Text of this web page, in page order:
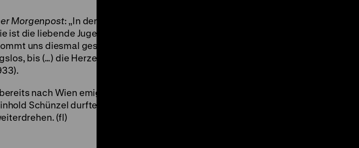
Morgenpost: „In der Besetzung ist
ist die liebende Jugend, mit langen
uns diesmal geschäftig federnd,
bis (…) die Herzen sich endlich
nach Wien emigriert, der
Schünzel durfte als „Ehrenarier“
(fl)